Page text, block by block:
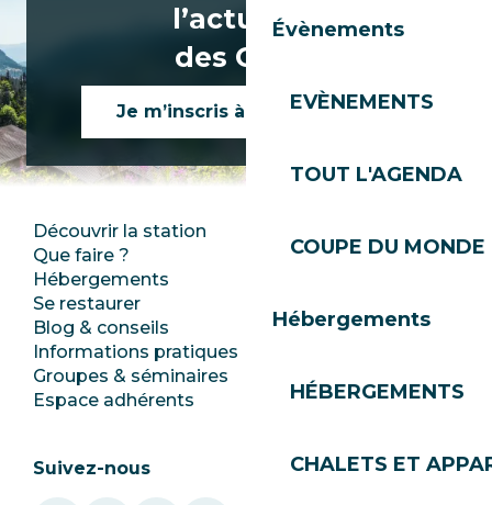
Évènements
EVÈNEMENTS
TOUT L'AGENDA
COUPE DU
Hébergements
HÉBERGEMENTS
CHALETS ET
l’actualité
des Gets !
Je m’inscris à la newsletter
Découvrir la station
Que faire ?
Hébergements
Se restaurer
Blog & conseils
Informations pratiques
Groupes & séminaires
Espace adhérents
Club Les Gets
Ecotourisme
SoleGets
Les Gets Tourisme
Suivez-nous